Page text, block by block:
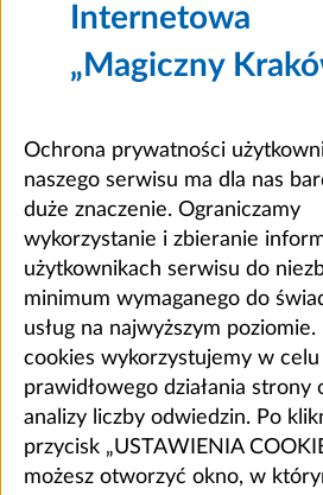
Internetowa
„Magiczny
Ochrona prywatności
naszego serwisu ma dla nas
duże znaczenie. Ograniczamy
wykorzystanie i zbieranie
użytkownikach serwisu do
minimum wymaganego do
usług na najwyższym poziomie.
cookies wykorzystujemy w celu
prawidłowego działania strony
analizy liczby odwiedzin. Po
przycisk „USTAWIENIA
możesz otworzyć okno, w